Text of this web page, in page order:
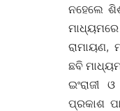
ନହେଲେ
ମାଧ୍ୟମରେ
ରାମାୟଣ,
ଛବି
ଇଂରାଜୀ
ପ୍ରକାଶ